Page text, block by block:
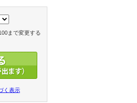
まで変更する
く表示